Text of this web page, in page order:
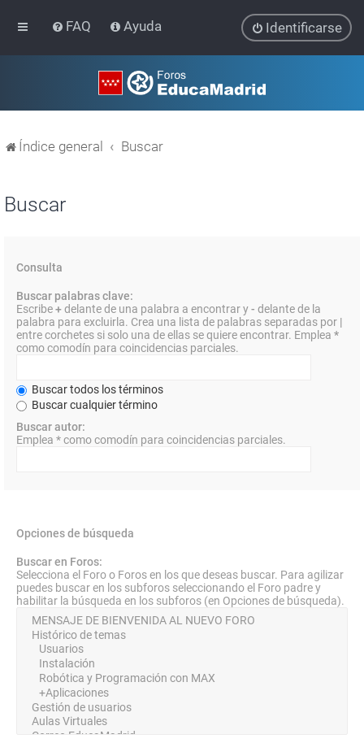
FAQ Ayuda Identificarse
Índice general Buscar
Buscar
Consulta
Buscar palabras clave:
Escribe+delante de una palabra a encontrar y- delante de la
palabra para excluirla. Crea una lista de palabras separadas por |
entre corchetes si solo una de ellas se quiere encontrar. Emplea *
como comodín para coincidencias parciales.
Buscar todos los términos
Buscar cualquier término
Buscar autor:
Emplea * como comodín para coincidencias parciales.
Opciones de búsqueda
Buscar en Foros:
Selecciona el Foro o Foros en los que deseas buscar. Para agilizar
puedes buscar en los subforos seleccionando el Foro padre y
habilitar la búsqueda en los subforos (en Opciones de búsqueda).